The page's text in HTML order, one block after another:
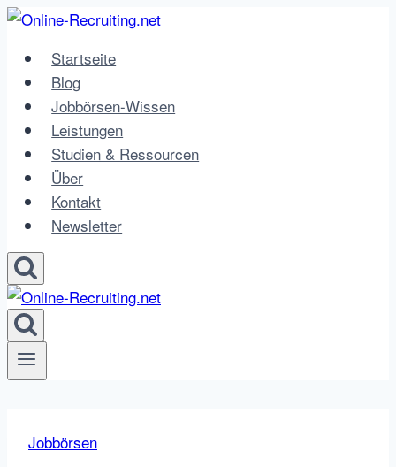
Zum
springenStartseite
Blog
Jobbörsen-Wissen
Leistungen
Studien & Ressourcen
Über
Kontakt
Newsletter
Jobbörsen